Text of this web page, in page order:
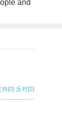
and
持[0] 反对[0]